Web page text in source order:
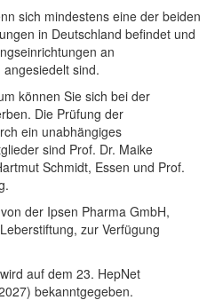
sich mindestens eine der beiden
in Deutschland befindet und
an
sind.
können Sie sich bei der
Die Prüfung der
ein unabhängiges
sind Prof. Dr. Maike
Schmidt, Essen und Prof.
der Ipsen Pharma GmbH,
zur Verfügung
auf dem 23. HepNet
bekanntgegeben.